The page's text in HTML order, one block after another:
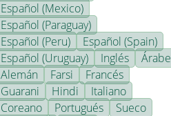
Español (Mexico)
Español (Paraguay)
Español (Peru)
Español (Spain)
Español (Uruguay)
Inglés
Árabe
Alemán
Farsi
Francés
Guarani
Hindi
Italiano
Coreano
Portugués
Sueco